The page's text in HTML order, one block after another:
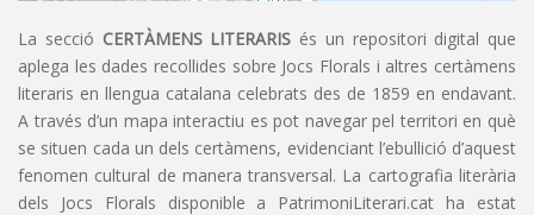
La secció CERTÀMENS LITERARIS és un repositori digital que
aplega les dades recollides sobre Jocs Florals i altres certàmens
literaris en llengua catalana celebrats des de 1859 en endavant.
A través d’un mapa interactiu es pot navegar pel territori en què
se situen cada un dels certàmens, evidenciant l’ebullició d’aquest
fenomen cultural de manera transversal. La cartografia literària
dels Jocs Florals disponible a PatrimoniLiterari.cat ha estat